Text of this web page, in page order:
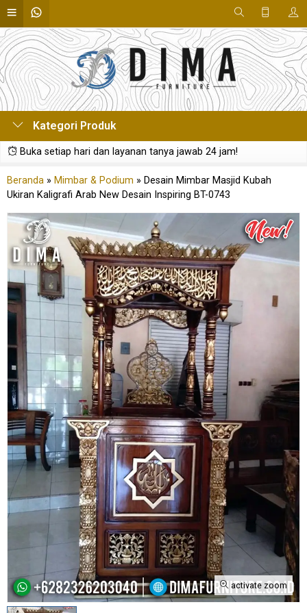
Kategori Produk
Buka setiap hari dan layanan tanya jawab 24 jam!
Beranda » Mimbar & Podium » Desain Mimbar Masjid Kubah
Ukiran Kaligrafi Arab New Desain Inspiring BT-0743
activate zoom